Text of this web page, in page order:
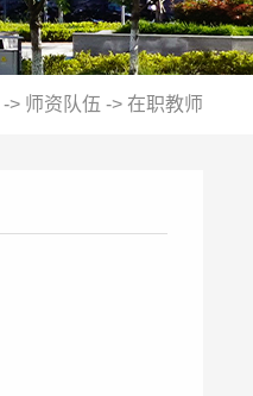
-> 师资队伍 ->在职教师